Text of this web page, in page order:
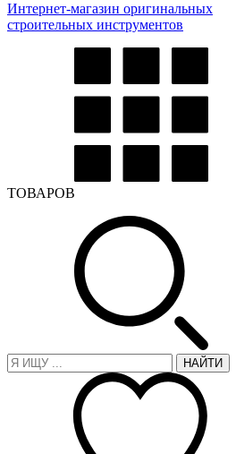
Интернет-магазин оригинальных
строительных инструментов
ТОВАРОВ
НАЙТИ